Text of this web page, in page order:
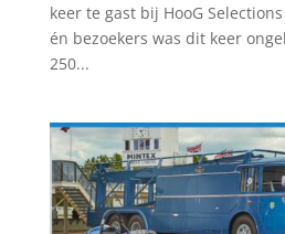
keer te gast bij HooG
én bezoekers was dit keer
250...